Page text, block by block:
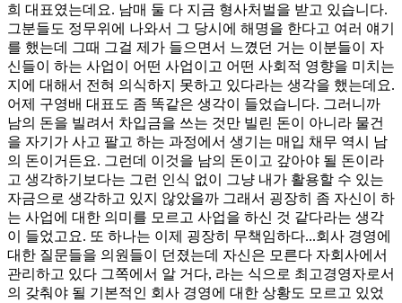
희 대표였는데요. 남매 둘 다 지금 형사처벌을 받고 있습니다.
그분들도 정무위에 나와서 그 당시에 해명을 한다고 여러 얘기
를 했는데 그때 그걸 제가 들으면서 느꼈던 거는 이분들이 자
신들이 하는 사업이 어떤 사업이고 어떤 사회적 영향을 미치는
지에 대해서 전혀 의식하지 못하고 있다라는 생각을 했는데요.
어제 구영배 대표도 좀 똑같은 생각이 들었습니다. 그러니까
남의 돈을 빌려서 차입금을 쓰는 것만 빌린 돈이 아니라 물건
을 자기가 사고 팔고 하는 과정에서 생기는 매입 채무 역시 남
의 돈이거든요. 그런데 이것을 남의 돈이고 갚아야 될 돈이라
고 생각하기보다는 그런 인식 없이 그냥 내가 활용할 수 있는
자금으로 생각하고 있지 않았을까 그래서 굉장히 좀 자신이 하
는 사업에 대한 의미를 모르고 사업을 하신 것 같다라는 생각
이 들었고요. 또 하나는 이제 굉장히 무책임하다...회사 경영에
대한 질문들을 의원들이 던졌는데 자신은 모른다 자회사에서
관리하고 있다 그쪽에서 알 거다, 라는 식으로 최고경영자로서
의 갖춰야 될 기본적인 회사 경영에 대한 상황도 모르고 있었